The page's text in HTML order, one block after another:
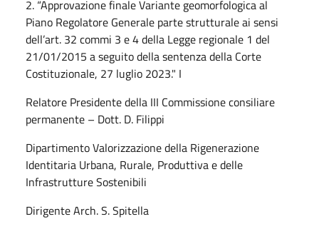
2. “Approvazione finale Variante geomorfologica al
Piano Regolatore Generale parte strutturale ai sensi
dell’art. 32 commi 3 e 4 della Legge regionale 1 del
21/01/2015 a seguito della sentenza della Corte
Costituzionale, 27 luglio 2023." I
Relatore Presidente della III Commissione consiliare
permanente – Dott. D. Filippi
Dipartimento Valorizzazione della Rigenerazione
Identitaria Urbana, Rurale, Produttiva e delle
Infrastrutture Sostenibili
Dirigente Arch. S. Spitella